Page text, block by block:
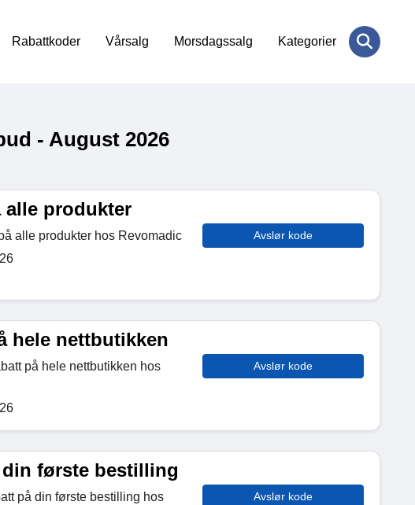
Rabattkoder Vårsalg Morsdagssalg Kategorier
- August 2026
alle produkter
alle produkter hos Revomadic
Avslør kode
hele nettbutikken
på hele nettbutikken hos
Avslør kode
første bestilling
på din første bestilling hos
Avslør kode